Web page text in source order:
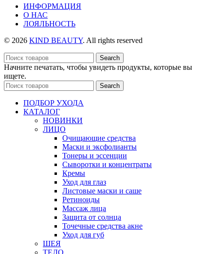
ИНФОРМАЦИЯ
О НАС
ЛОЯЛЬНОСТЬ
© 2026 KIND BEAUTY. All rights reserved
Search
Начните печатать, чтобы увидеть продукты, которые вы
ищете.
Search
ПОДБОР УХОДА
КАТАЛОГ
НОВИНКИ
ЛИЦО
Очищающие средства
Маски и эксфолианты
Тонеры и эссенции
Сыворотки и концентраты
Кремы
Уход для глаз
Листовые маски и саше
Ретиноиды
Массаж лица
Защита от солнца
Точечные средства акне
Уход для губ
ШЕЯ
ТЕЛО